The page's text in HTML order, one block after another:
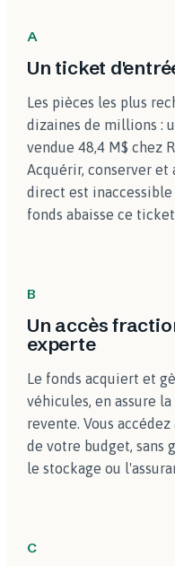
A
Un ticket
Les pièces les plus
dizaines de millions :
vendue 48,4 M$ chez
Acquérir, conserver et
direct est
fonds abaisse ce
B
Un accès
experte
Le fonds acquiert et
véhicules, en assure
revente. Vous
de votre budget, sans
le stockage ou
C